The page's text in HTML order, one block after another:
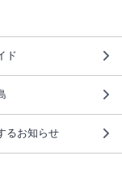
ド
るお知らせ